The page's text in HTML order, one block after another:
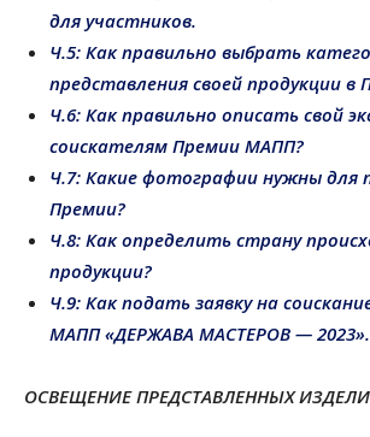
для участников.
Ч.5: Как правильно выбрать
представления своей продукции в
Ч.6: Как правильно описать свой
соискателям Премии МАПП?
Ч.7: Какие фотографии нужны для
Премии?
Ч.8: Как определить страну
продукции?
Ч.9: Как подать заявку на
МАПП «ДЕРЖАВА МАСТЕРОВ — 2023».
ОСВЕЩЕНИЕ ПРЕДСТАВЛЕННЫХ